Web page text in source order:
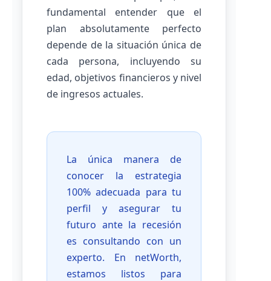
fundamental entender que el
plan absolutamente perfecto
depende de la situación única de
cada persona, incluyendo su
edad, objetivos financieros y nivel
de ingresos actuales.
La única manera de
conocer la estrategia
100% adecuada para tu
perfil y asegurar tu
futuro ante la recesión
es consultando con un
experto. En netWorth,
estamos listos para